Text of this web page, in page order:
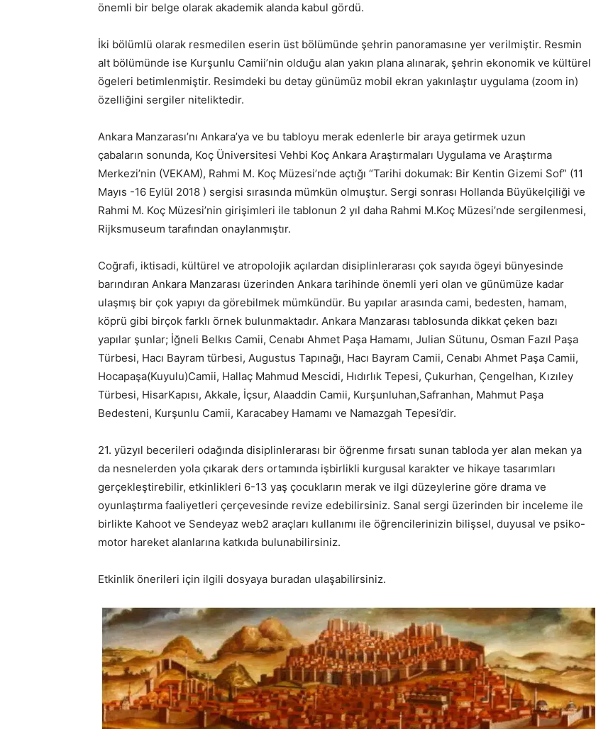
önemli bir belge olarak akademik alanda kabul gördü.
İki bölümlü olarak resmedilen eserin üst bölümünde şehrin panoramasıne yer verilmiştir. Resmin
alt bölümünde ise Kurşunlu Camii’nin olduğu alan yakın plana alınarak, şehrin ekonomik ve kültürel
ögeleri betimlenmiştir. Resimdeki bu detay günümüz mobil ekran yakınlaştır uygulama (zoom in)
özelliğini sergiler niteliktedir.
Ankara Manzarası’nı Ankara’ya ve bu tabloyu merak edenlerle bir araya getirmek uzun
çabaların sonunda, Koç Üniversitesi Vehbi Koç Ankara Araştırmaları Uygulama ve Araştırma
Merkezi’nin (VEKAM), Rahmi M. Koç Müzesi’nde açtığı “Tarihi dokumak: Bir Kentin Gizemi Sof” (11
Mayıs -16 Eylül 2018 ) sergisi sırasında mümkün olmuştur. Sergi sonrası Hollanda Büyükelçiliği ve
Rahmi M. Koç Müzesi’nin girişimleri ile tablonun 2 yıl daha Rahmi M.Koç Müzesi’nde sergilenmesi,
Rijksmuseum tarafından onaylanmıştır.
Coğrafi, iktisadi, kültürel ve atropolojik açılardan disiplinlerarası çok sayıda ögeyi bünyesinde
barındıran Ankara Manzarası üzerinden Ankara tarihinde önemli yeri olan ve günümüze kadar
ulaşmış bir çok yapıyı da görebilmek mümkündür. Bu yapılar arasında cami, bedesten, hamam,
köprü gibi birçok farklı örnek bulunmaktadır. Ankara Manzarası tablosunda dikkat çeken bazı
yapılar şunlar; İğneli Belkıs Camii, Cenabı Ahmet Paşa Hamamı, Julian Sütunu, Osman Fazıl Paşa
Türbesi, Hacı Bayram türbesi, Augustus Tapınağı, Hacı Bayram Camii, Cenabı Ahmet Paşa Camii,
Hocapaşa(Kuyulu)Camii, Hallaç Mahmud Mescidi, Hıdırlık Tepesi, Çukurhan, Çengelhan, Kızıley
Türbesi, HisarKapısı, Akkale, İçsur, Alaaddin Camii, Kurşunluhan,Safranhan, Mahmut Paşa
Bedesteni, Kurşunlu Camii, Karacabey Hamamı ve Namazgah Tepesi’dir.
21. yüzyıl becerileri odağında disiplinlerarası bir öğrenme fırsatı sunan tabloda yer alan mekan ya
da nesnelerden yola çıkarak ders ortamında işbirlikli kurgusal karakter ve hikaye tasarımları
gerçekleştirebilir, etkinlikleri 6-13 yaş çocukların merak ve ilgi düzeylerine göre drama ve
oyunlaştırma faaliyetleri çerçevesinde revize edebilirsiniz. Sanal sergi üzerinden bir inceleme ile
birlikte Kahoot ve Sendeyaz web2 araçları kullanımı ile öğrencilerinizin bilişsel, duyusal ve psiko-
motor hareket alanlarına katkıda bulunabilirsiniz.
Etkinlik önerileri için ilgili dosyaya buradan ulaşabilirsiniz.